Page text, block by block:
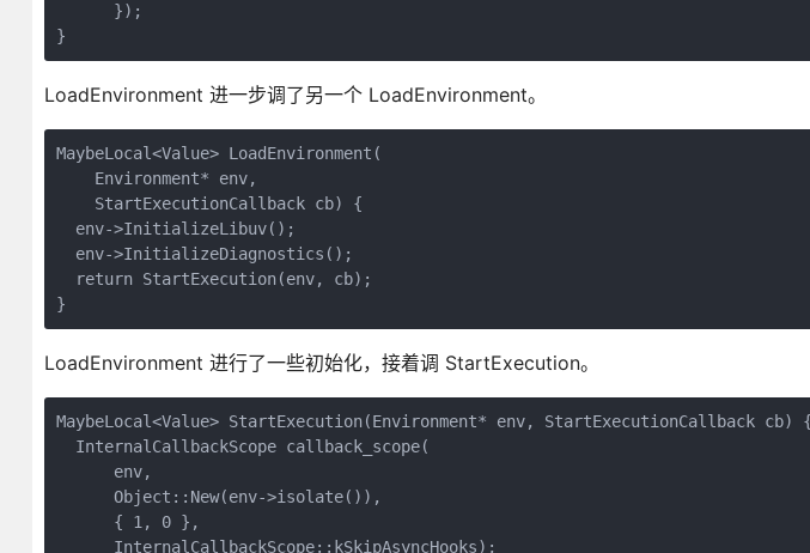
      });
}
LoadEnvironment 进一步调了另一个 LoadEnvironment。
MaybeLocal<Value> LoadEnvironment(
    Environment* env,
    StartExecutionCallback cb) {
  env->InitializeLibuv();
  env->InitializeDiagnostics();
  return StartExecution(env, cb);
}
LoadEnvironment 进行了一些初始化，接着调 StartExecution。
MaybeLocal<Value> StartExecution(Environment* env, StartExecutionCallback cb) {
  InternalCallbackScope callback_scope(
      env,
      Object::New(env->isolate()),
      { 1, 0 },
      InternalCallbackScope::kSkipAsyncHooks);